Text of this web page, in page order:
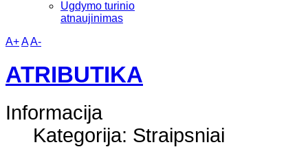
Ugdymo turinio
atnaujinimas
A+AA-
ATRIBUTIKA
Informacija
Kategorija: Straipsniai